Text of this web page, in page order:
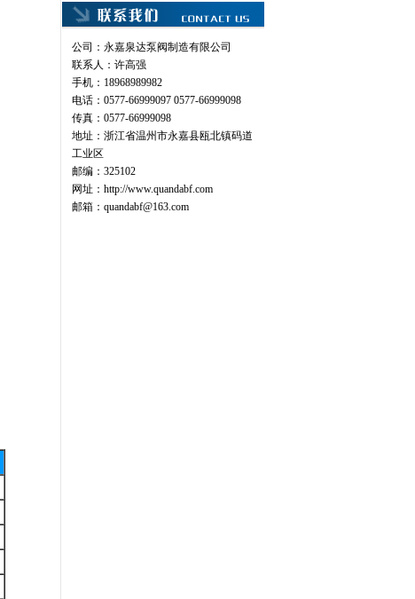
公司：永嘉泉达泵阀制造有限公司
联系人：许高强
手机：18968989982
电话：0577-66999097 0577-66999098
传真：0577-66999098
地址：浙江省温州市永嘉县瓯北镇码道
工业区
邮编：325102
网址： http://www.quandabf.com
邮箱： quandabf@163.com